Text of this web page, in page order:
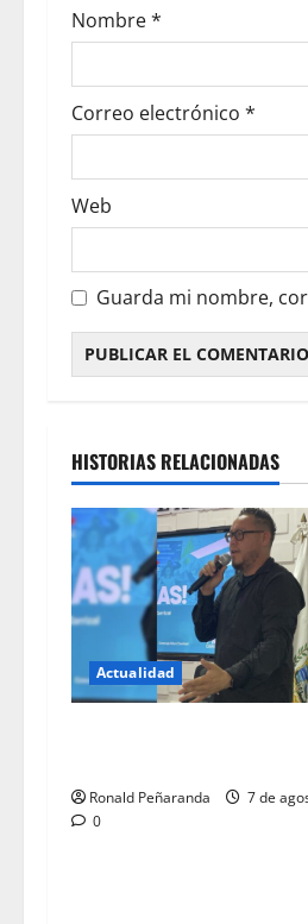
Nombre*
Correo electrónico *
Web
Guarda mi nombre,
HISTORIAS RELACIONADAS
Actualidad
Ronald Peñaranda
7 de
0